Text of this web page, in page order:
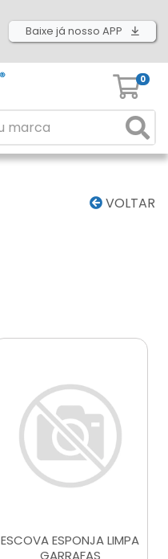
Baixe já nosso APP
0
VOLTAR
ESCOVA ESPONJA LIMPA
GARRAFAS